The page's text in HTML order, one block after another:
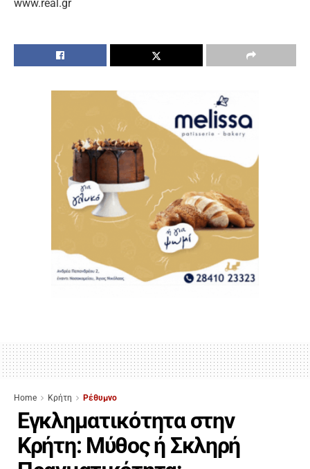
www.real.gr
Home Κρήτη Ρέθυμνο
Εγκληματικότητα στην
Κρήτη: Μύθος ή Σκληρή